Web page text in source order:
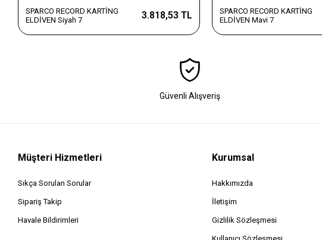
SPARCO RECORD KARTİNG
ELDİVEN Siyah 7
3.818,53 TL
SPARCO RECORD KARTİNG
ELDİVEN Mavi 7
Güvenli Alışveriş
Müşteri Hizmetleri
Sıkça Sorulan Sorular
Sipariş Takip
Havale Bildirimleri
Kurumsal
Hakkımızda
İletişim
Gizlilik Sözleşmesi